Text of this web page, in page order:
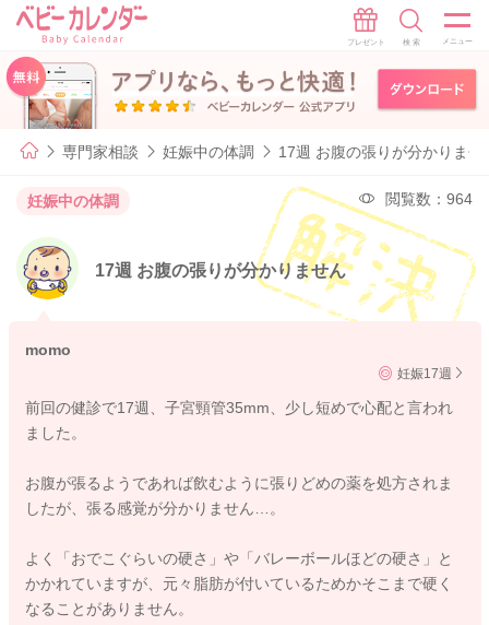
専門家相談 妊娠中の体調 17週 お腹の張りが分かりませ
妊娠中の体調 閲覧数：964
17週 お腹の張りが分かりません
momo
妊娠17週
前回の健診で17週、子宮頸管35mm、少し短めで心配と言われ
ました。
お腹が張るようであれば飲むように張りどめの薬を処方されま
したが、張る感覚が分かりません…。
よく「おでこぐらいの硬さ」や「バレーボールほどの硬さ」と
かかれていますが、元々脂肪が付いているためかそこまで硬く
なることがありません。